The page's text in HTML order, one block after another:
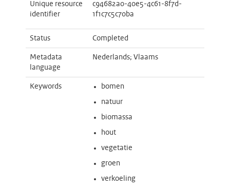
Unique resource
identifier
c94682a0-40e5-4c61-8f7d-
1f1c7c5c70ba
Status Completed
Metadata
language
Nederlands; Vlaams
Keywords bomen
natuur
biomassa
hout
vegetatie
groen
verkoeling